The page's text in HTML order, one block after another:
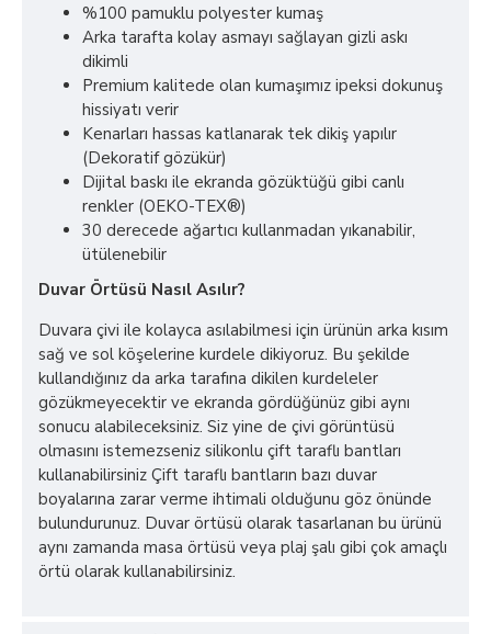
%100 pamuklu polyester kumaş
Arka tarafta kolay asmayı sağlayan gizli askı
dikimli
Premium kalitede olan kumaşımız ipeksi dokunuş
hissiyatı verir
Kenarları hassas katlanarak tek dikiş yapılır
(Dekoratif gözükür)
Dijital baskı ile ekranda gözüktüğü gibi canlı
renkler (OEKO-TEX®)
30 derecede ağartıcı kullanmadan yıkanabilir,
ütülenebilir
Duvar Örtüsü Nasıl Asılır?
Duvara çivi ile kolayca asılabilmesi için ürünün arka kısım
sağ ve sol köşelerine kurdele dikiyoruz. Bu şekilde
kullandığınız da arka tarafına dikilen kurdeleler
gözükmeyecektir ve ekranda gördüğünüz gibi aynı
sonucu alabileceksiniz. Siz yine de çivi görüntüsü
olmasını istemezseniz silikonlu çift taraflı bantları
kullanabilirsiniz Çift taraflı bantların bazı duvar
boyalarına zarar verme ihtimali olduğunu göz önünde
bulundurunuz. Duvar örtüsü olarak tasarlanan bu ürünü
aynı zamanda masa örtüsü veya plaj şalı gibi çok amaçlı
örtü olarak kullanabilirsiniz.